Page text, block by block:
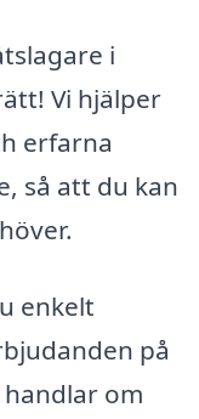
i
Vi hjälper
erfarna
så att du kan
enkelt
på
om